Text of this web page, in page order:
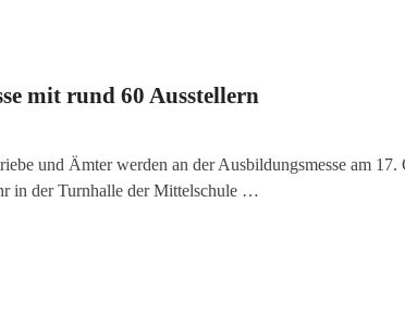
mit rund 60 Ausstellern
und Ämter werden an der Ausbildungsmesse am
in der Turnhalle der Mittelschule …